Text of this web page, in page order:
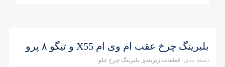
بلبرینگ چرخ عقب ام وی ام X55 و تیگو ۸ پرو
دسته بندی: قطعات زیربندی بلبرینگ چرخ جلو